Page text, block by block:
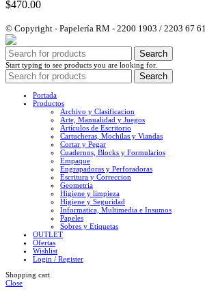
$470.00
© Copyright - Papelería RM - 2200 1903 / 2203 67 61
Search
Start typing to see products you are looking for.
Search
Portada
Productos
Archivo y Clasificacion
Arte, Manualidad y Juegos
Artículos de Escritorio
Cartucheras, Mochilas y Viandas
Cortar y Pegar
Cuadernos, Blocks y Formularios
Empaque
Engrapadoras y Perforadoras
Escritura y Correccion
Geometria
Higiene y limpieza
Higiene y Seguridad
Informatica, Multimedia e Insumos
Papeles
Sobres y Etiquetas
OUTLET
Ofertas
Wishlist
Login / Register
Shopping cart
Close